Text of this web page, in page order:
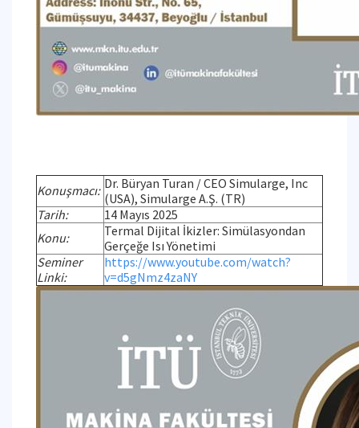
Konuşmacı: Dr. Büryan Turan / CEO Simularge, Inc
(USA), Simularge A.Ş. (TR)
Tarih:
14 Mayıs 2025
Konu:
Termal Dijital İkizler: Simülasyondan
Gerçeğe Isı Yönetimi
Seminer
Linki:
https://www.youtube.com/watch?
v=d5gNmz4zaNY